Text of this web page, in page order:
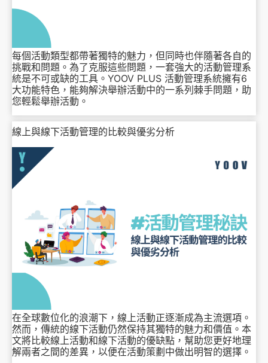
每個活動類型都帶著獨特的魅力，但同時也伴隨著各自的
挑戰和問題。為了克服這些問題，一套強大的活動管理系
統是不可或缺的工具。YOOV PLUS 活動管理系統擁有6
大功能特色，能夠解決舉辦活動中的一系列棘手問題，助
您輕鬆舉辦活動。
線上與線下活動管理的比較與優劣分析
在全球數位化的浪潮下，線上活動正逐漸成為主流選項。
然而，傳統的線下活動仍然保持其獨特的魅力和價值。本
文將比較線上活動和線下活動的優缺點，幫助您更好地理
解兩者之間的差異，以便在活動策劃中做出明智的選擇。